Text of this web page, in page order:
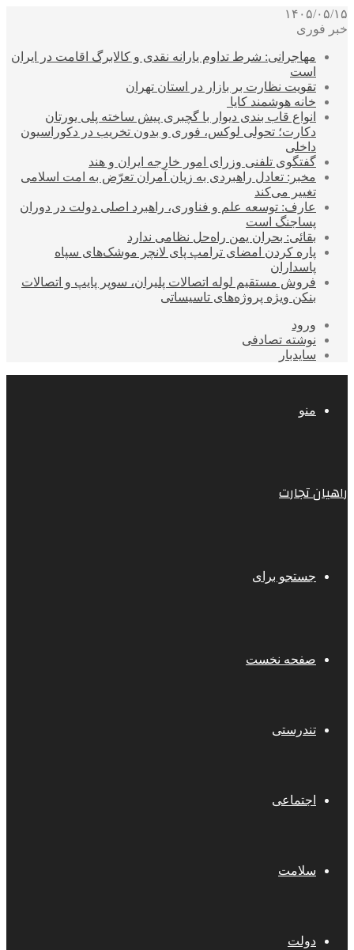
۱۴۰۵/۰۵/۱۵
خبر فوری
مهاجرانی: شرط تداوم یارانه نقدی و کالابرگ اقامت در ایران
است
تقویت نظارت بر بازار در استان تهران
خانه هوشمند کایا
انواع قاب بندی دیوار با گچبری پیش ساخته پلی یورتان
دکارت؛ تحولی لوکس، فوری و بدون تخریب در دکوراسیون
داخلی
گفتگوی تلفنی وزرای امور خارجه ایران و هند
مخبر: تعادل راهبردی به زیان آمران تعرّض به امت اسلامی
تغییر می‌کند
عارف: توسعه علم و فناوری، راهبرد اصلی دولت در دوران
پساجنگ است
بقائی: بحران یمن راه‌حل نظامی ندارد
پاره کردن امضای ترامپ پای لانچر موشک‌های سپاه
پاسداران
فروش مستقیم لوله اتصالات پلیران، سوپر پایپ و اتصالات
بنکن ویژه پروژه‌های تاسیساتی
ورود
نوشته تصادفی
سایدبار
منو
راهیان تجارت
جستجو برای
صفحه نخست
تندرستی
اجتماعی
سلامت
دولت